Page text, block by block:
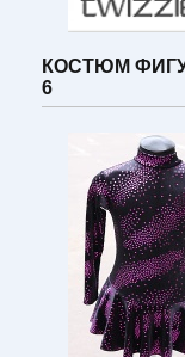
КОСТЮМ
6